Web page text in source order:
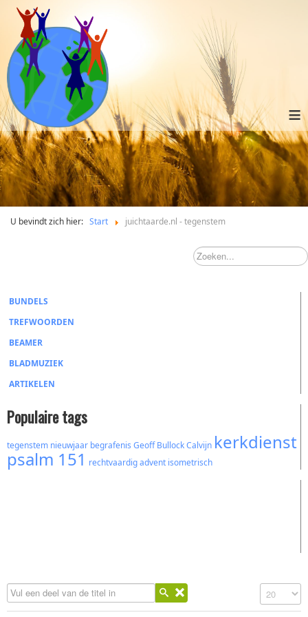
≡
U bevindt zich hier: Start juichtaarde.nl - tegenstem
BUNDELS
TREFWOORDEN
BEAMER
BLADMUZIEK
ARTIKELEN
Populaire tags
tegenstem nieuwjaar begrafenis Geoff BullockCalvijn kerkdienst
psalm 151 rechtvaardigadvent isometrisch
Vul een deel van de titel in Toon #